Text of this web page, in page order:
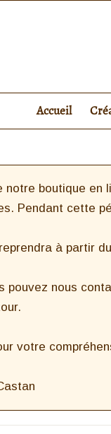
Accueil
notre boutique en
Pendant cette
à partir
pouvez nous
votre